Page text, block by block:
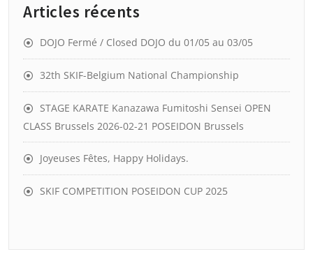
Articles récents
DOJO Fermé / Closed DOJO du 01/05 au 03/05
32th SKIF-Belgium National Championship
STAGE KARATE Kanazawa Fumitoshi Sensei OPEN
CLASS Brussels 2026-02-21 POSEIDON Brussels
Joyeuses Fêtes, Happy Holidays.
SKIF COMPETITION POSEIDON CUP 2025